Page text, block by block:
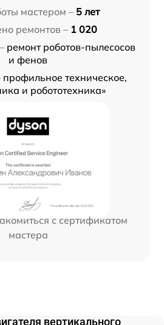
мастером – 5 лет
ремонтов – 1 020
ремонт роботов-пылесосов
и фенов
профильное техническое,
и робототехника»
с сертификатом
мастера
вертикального